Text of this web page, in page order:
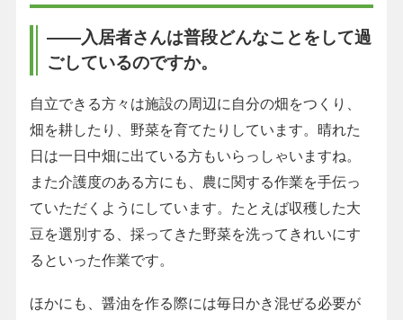
――入居者さんは普段どんなことをして過
ごしているのですか。
自立できる方々は施設の周辺に自分の畑をつくり、
畑を耕したり、野菜を育てたりしています。晴れた
日は一日中畑に出ている方もいらっしゃいますね。
また介護度のある方にも、農に関する作業を手伝っ
ていただくようにしています。たとえば収穫した大
豆を選別する、採ってきた野菜を洗ってきれいにす
るといった作業です。
ほかにも、醤油を作る際には毎日かき混ぜる必要が